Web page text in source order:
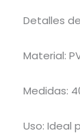
Detalles
Material:
Medidas:
Uso: Ideal